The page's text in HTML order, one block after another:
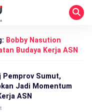
Bobby Nasution
Budaya Kerja ASN
Pemprov Sumut,
Jadi Momentum
ASN